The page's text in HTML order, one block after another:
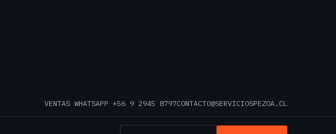
VENTAS WHATSAPP +56 9 2945 8797CONTACTO@SERVICIOSPEZOA.CL